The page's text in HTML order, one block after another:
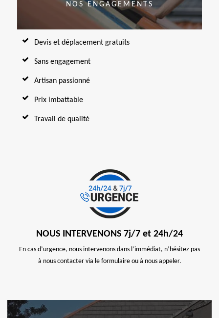
NOS ENGAGEMENTS
Devis et déplacement gratuits
Sans engagement
Artisan passionné
Prix imbattable
Travail de qualité
NOUS INTERVENONS 7j/7 et 24h/24
En cas d’urgence, nous intervenons dans l’immédiat, n’hésitez pas
à nous contacter via le formulaire ou à nous appeler.